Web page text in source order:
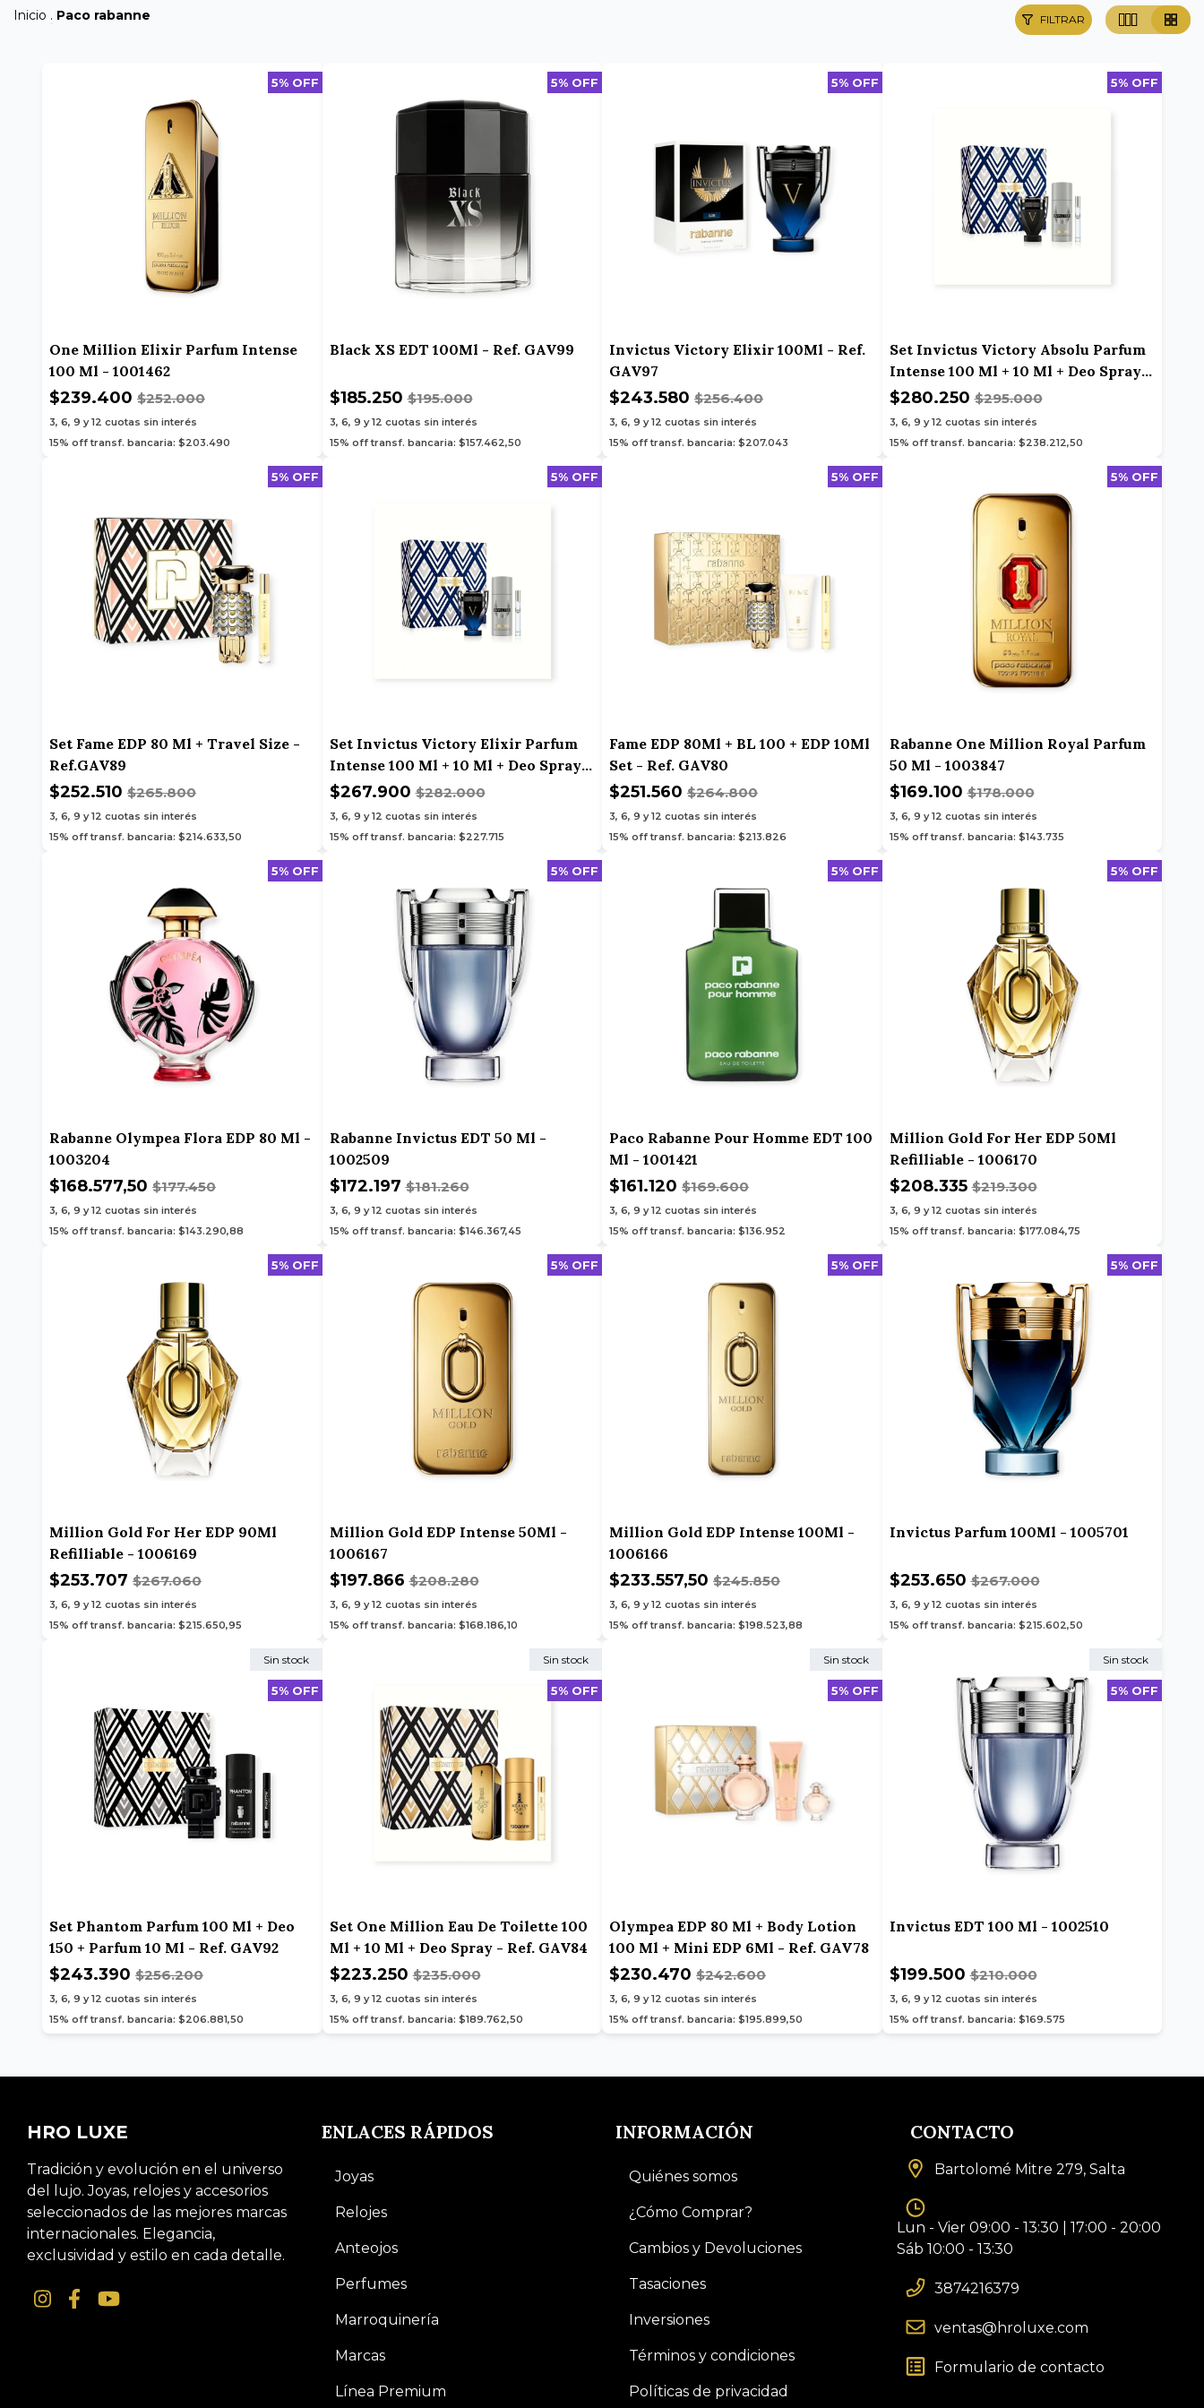
Inicio . Paco rabanne FILTRAR
5% OFF
One Million Elixir Parfum Intense
100 Ml - 1001462
$239.400 $252.000
3, 6, 9 y 12 cuotas sin interés
15% off transf. bancaria: $203.490
5% OFF
Black XS EDT 100Ml - Ref. GAV99
$185.250$195.000
3, 6, 9 y 12 cuotas sin interés
15% off transf. bancaria: $157.462,50
5% OFF
Invictus Victory Elixir 100Ml - Ref.
GAV97
$243.580 $256.400
3, 6, 9 y 12 cuotas sin interés
15% off transf. bancaria: $207.043
5% OFF
Set Invictus Victory Absolu Parfum
Intense 100 Ml + 10 Ml + Deo Spray -
Ref. GAV91
$280.250$295.000
3, 6, 9 y 12 cuotas sin interés
15% off transf. bancaria: $238.212,50
5% OFF
Set Fame EDP 80 Ml + Travel Size -
Ref.GAV89
$252.510 $265.800
3, 6, 9 y 12 cuotas sin interés
15% off transf. bancaria: $214.633,50
5% OFF
Set Invictus Victory Elixir Parfum
Intense 100 Ml + 10 Ml + Deo Spray -
Ref. GAV83
$267.900$282.000
3, 6, 9 y 12 cuotas sin interés
15% off transf. bancaria: $227.715
5% OFF
Fame EDP 80Ml + BL 100 + EDP 10Ml
Set - Ref. GAV80
$251.560 $264.800
3, 6, 9 y 12 cuotas sin interés
15% off transf. bancaria: $213.826
5% OFF
Rabanne One Million Royal Parfum
50 Ml - 1003847
$169.100$178.000
3, 6, 9 y 12 cuotas sin interés
15% off transf. bancaria: $143.735
5% OFF
Rabanne Olympea Flora EDP 80 Ml -
1003204
$168.577,50 $177.450
3, 6, 9 y 12 cuotas sin interés
15% off transf. bancaria: $143.290,88
5% OFF
Rabanne Invictus EDT 50 Ml -
1002509
$172.197$181.260
3, 6, 9 y 12 cuotas sin interés
15% off transf. bancaria: $146.367,45
5% OFF
Paco Rabanne Pour Homme EDT 100
Ml - 1001421
$161.120 $169.600
3, 6, 9 y 12 cuotas sin interés
15% off transf. bancaria: $136.952
5% OFF
Million Gold For Her EDP 50Ml
Refilliable - 1006170
$208.335$219.300
3, 6, 9 y 12 cuotas sin interés
15% off transf. bancaria: $177.084,75
5% OFF
Million Gold For Her EDP 90Ml
Refilliable - 1006169
$253.707 $267.060
3, 6, 9 y 12 cuotas sin interés
15% off transf. bancaria: $215.650,95
5% OFF
Million Gold EDP Intense 50Ml -
1006167
$197.866$208.280
3, 6, 9 y 12 cuotas sin interés
15% off transf. bancaria: $168.186,10
5% OFF
Million Gold EDP Intense 100Ml -
1006166
$233.557,50 $245.850
3, 6, 9 y 12 cuotas sin interés
15% off transf. bancaria: $198.523,88
5% OFF
Invictus Parfum 100Ml - 1005701
$253.650$267.000
3, 6, 9 y 12 cuotas sin interés
15% off transf. bancaria: $215.602,50
Sin stock
5% OFF
Set Phantom Parfum 100 Ml + Deo
150 + Parfum 10 Ml - Ref. GAV92
$243.390 $256.200
3, 6, 9 y 12 cuotas sin interés
15% off transf. bancaria: $206.881,50
Sin stock
5% OFF
Set One Million Eau De Toilette 100
Ml + 10 Ml + Deo Spray - Ref. GAV84
$223.250$235.000
3, 6, 9 y 12 cuotas sin interés
15% off transf. bancaria: $189.762,50
Sin stock
5% OFF
Olympea EDP 80 Ml + Body Lotion
100 Ml + Mini EDP 6Ml - Ref. GAV78
$230.470 $242.600
3, 6, 9 y 12 cuotas sin interés
15% off transf. bancaria: $195.899,50
Sin stock
5% OFF
Invictus EDT 100 Ml - 1002510
$199.500$210.000
3, 6, 9 y 12 cuotas sin interés
15% off transf. bancaria: $169.575
HRO LUXE
Tradición y evolución en el universo
del lujo. Joyas, relojes y accesorios
seleccionados de las mejores marcas
internacionales. Elegancia,
exclusividad y estilo en cada detalle.
ENLACES RÁPIDOS
Joyas
Relojes
Anteojos
Perfumes
Marroquinería
Marcas
Línea Premium
INFORMACIÓN
Quiénes somos
¿Cómo Comprar?
Cambios y Devoluciones
Tasaciones
Inversiones
Términos y condiciones
Políticas de privacidad
CONTACTO
Bartolomé Mitre 279, Salta
Lun - Vier 09:00 - 13:30 | 17:00 - 20:00
Sáb 10:00 - 13:30
3874216379
ventas@hroluxe.com
Formulario de contacto